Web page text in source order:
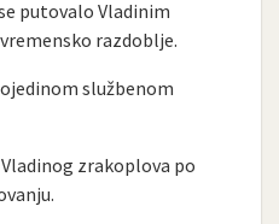
putovalo Vladinim
razdoblje.
službenom
zrakoplova po